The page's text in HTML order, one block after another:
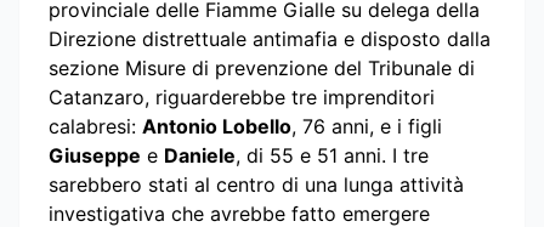
provinciale delle Fiamme Gialle su delega della
Direzione distrettuale antimafia e disposto dalla
sezione Misure di prevenzione del Tribunale di
Catanzaro, riguarderebbe tre imprenditori
calabresi: Antonio Lobello, 76 anni, e i figli
Giuseppe e Daniele, di 55 e 51 anni. I tre
sarebbero stati al centro di una lunga attività
investigativa che avrebbe fatto emergere